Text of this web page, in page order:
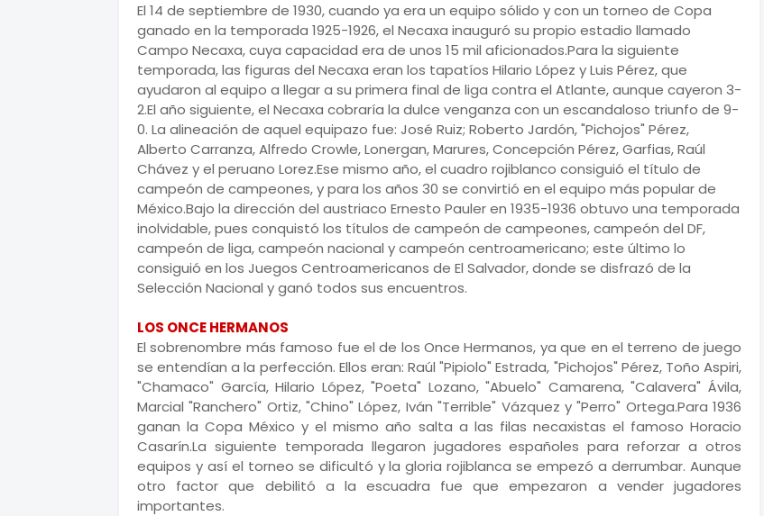
El 14 de septiembre de 1930, cuando ya era un equipo sólido y con un torneo de Copa
ganado en la temporada 1925-1926, el Necaxa inauguró su propio estadio llamado
Campo Necaxa, cuya capacidad era de unos 15 mil aficionados.Para la siguiente
temporada, las figuras del Necaxa eran los tapatíos Hilario López y Luis Pérez, que
ayudaron al equipo a llegar a su primera final de liga contra el Atlante, aunque cayeron 3-
2.El año siguiente, el Necaxa cobraría la dulce venganza con un escandaloso triunfo de 9-
0. La alineación de aquel equipazo fue: José Ruiz; Roberto Jardón, "Pichojos" Pérez,
Alberto Carranza, Alfredo Crowle, Lonergan, Marures, Concepción Pérez, Garfias, Raúl
Chávez y el peruano Lorez.Ese mismo año, el cuadro rojiblanco consiguió el título de
campeón de campeones, y para los años 30 se convirtió en el equipo más popular de
México.Bajo la dirección del austriaco Ernesto Pauler en 1935-1936 obtuvo una temporada
inolvidable, pues conquistó los títulos de campeón de campeones, campeón del DF,
campeón de liga, campeón nacional y campeón centroamericano; este último lo
consiguió en los Juegos Centroamericanos de El Salvador, donde se disfrazó de la
Selección Nacional y ganó todos sus encuentros.
LOS ONCE HERMANOS
El sobrenombre más famoso fue el de los Once Hermanos, ya que en el terreno de juego
se entendían a la perfección. Ellos eran: Raúl "Pipiolo" Estrada, "Pichojos" Pérez, Toño Aspiri,
"Chamaco" García, Hilario López, "Poeta" Lozano, "Abuelo" Camarena, "Calavera" Ávila,
Marcial "Ranchero" Ortiz, "Chino" López, Iván "Terrible" Vázquez y "Perro" Ortega.Para 1936
ganan la Copa México y el mismo año salta a las filas necaxistas el famoso Horacio
Casarín.La siguiente temporada llegaron jugadores españoles para reforzar a otros
equipos y así el torneo se dificultó y la gloria rojiblanca se empezó a derrumbar. Aunque
otro factor que debilitó a la escuadra fue que empezaron a vender jugadores
importantes.